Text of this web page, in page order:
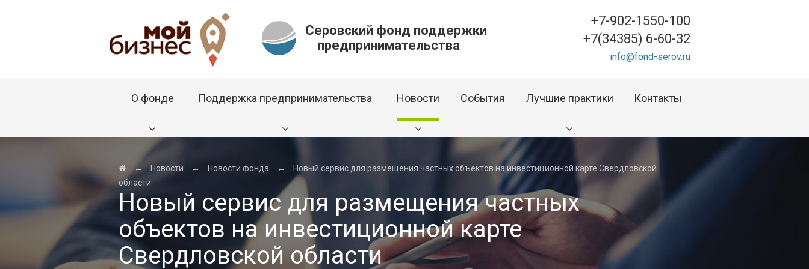
Серовский фонд поддержки
предпринимательства
+7-902-1550-100
+7(34385) 6-60-32
info@fond-serov.ru
О фонде Поддержка предпринимательства Новости События Лучшие практики Контакты
← Новости ← Новости фонда ←
Новый сервис для размещения частных объектов на инвестиционной карте Свердловской
области
Новый сервис для размещения частных
объектов на инвестиционной карте
Свердловской области